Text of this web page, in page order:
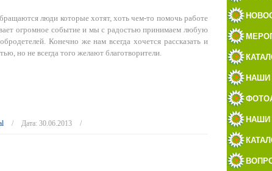
люди которые хотят, хоть чем-то помочь работе
огромное событие и мы с радостью принимаем любую
Конечно же нам всегда хочется рассказать и
но не всегда того желают благотворители.
Дата: 30.06.2013
НАШИ
НАШИ